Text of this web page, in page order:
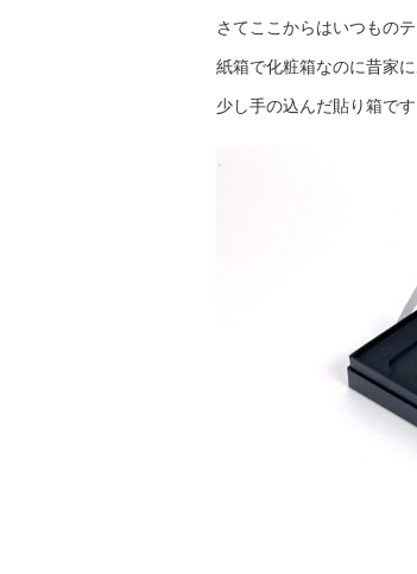
さてここからはいつもの
紙箱で化粧箱なのに昔家
少し手の込んだ貼り箱です